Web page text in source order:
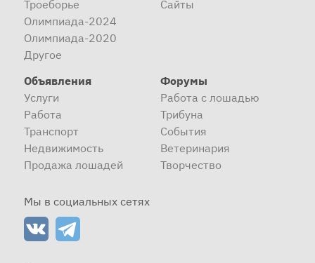
Троеборье
Олимпиада-2024
Олимпиада-2020
Другое
Сайты
Объявления
Услуги
Работа
Транспорт
Недвижимость
Продажа лошадей
Форумы
Работа с лошадью
Трибуна
События
Ветеринария
Творчество
Мы в социальных сетях